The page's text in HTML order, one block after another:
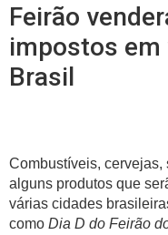
Feirão
impostos em
Brasil
Combustíveis, cervejas,
alguns produtos que
várias cidades
como Dia D do Feirão